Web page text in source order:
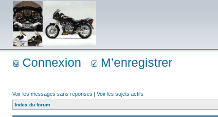
Connexion M’enregistrer
Voir les messages sans réponses | Voir les sujets actifs
Index du forum